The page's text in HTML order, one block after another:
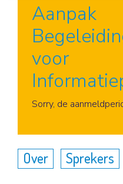
Aanpak
voor
Aanmelden
Sorry, de
Over Sprekers